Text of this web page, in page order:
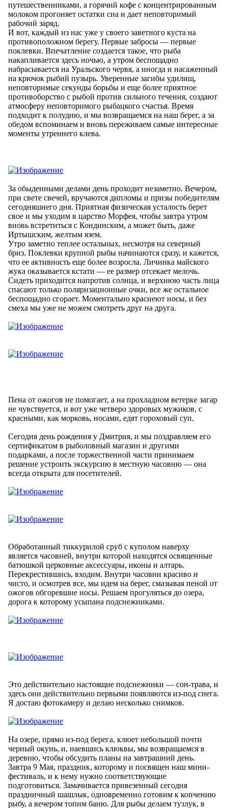
путешественниками, а горячий кофе с концентрированным
молоком прогоняет остатки сна и дает неповторимый
рабочий заряд.
И вот, каждый из нас уже у своего заветного куста на
противоположном берегу. Первые забросы — первые
поклевки. Впечатление создается такое, что рыба
накапливается здесь ночью, а утром беспощадно
набрасывается на Уральского червя, а иногда и насаженный
на крючок рыбий пузырь. Уверенные загибы удилищ,
неповторимые секунды борьбы и еще более приятное
противоборство с рыбой против сильного течения, создают
атмосферу неповторимого рыбацкого счастья. Время
подходит к полудню, и мы возвращаемся на наш берег, а за
обедом вспоминаем и вновь переживаем самые интересные
моменты утреннего клева.
За обыденными делами день проходит незаметно. Вечером,
при свете свечей, вручаются дипломы и призы победителям
сегодняшнего дня. Приятная физическая усталость берет
свое и мы уходим в царство Морфея, чтобы завтра утром
вновь встретиться с Кондинским, а может быть, даже
Иртышским, желтым язем.
Утро заметно теплее остальных, несмотря на северный
бриз. Поклевки крупной рыбы начинаются сразу, и кажется,
что ее активность еще более возросла. Личинка майского
жука оказывается кстати — ее размер отсекает мелочь.
Сидеть приходится напротив солнца, и верхнюю часть лица
спасают только поляризационные очки, все же остальное
беспощадно сгорает. Моментально краснеют носы, и без
смеха мы уже не можем смотреть друг на друга.
Пена от ожогов не помогает, а на прохладном ветерке загар
не чувствуется, и вот уже четверо здоровых мужиков, с
красными, как морковь, носами, едят гороховый суп.
Сегодня день рождения у Дмитрия, и мы поздравляем его
сертификатом в рыболовный магазин и другими
подарками, а после торжественной части принимаем
решение устроить экскурсию в местную часовню — она
всегда открыта для посетителей.
Обработанный тиккурилой сруб с куполом наверху
является часовней, внутри которой находятся освященные
батюшкой церковные аксессуары, иконы и алтарь.
Перекрестившись, входим. Внутри часовни красиво и
чисто, и осмотрев все, мы идем на берег, смазывая пеной от
ожогов обгоревшие носы. Решаем прогуляться до озера,
дорога к которому усыпана подснежниками.
Это действительно настоящие подснежники — сон-трава, и
здесь они действительно первыми появляются из-под снега.
Я достаю фотокамеру и делаю несколько снимков.
На озере, прямо из-под берега, клюет небольшой почти
черный окунь, и, наевшись клюквы, мы возвращаемся в
деревню, чтобы обсудить планы на завтрашний день.
Завтра 9 Мая, праздник, которому и посвящен наш мини-
фестиваль, и к нему нужно соответствующие
подготовиться. Замачивается привезенный сегодня
праздничный шашлык, одновременно готовим к копчению
рыбу, а вечером топим баню. Для рыбы делаем тузлук, в